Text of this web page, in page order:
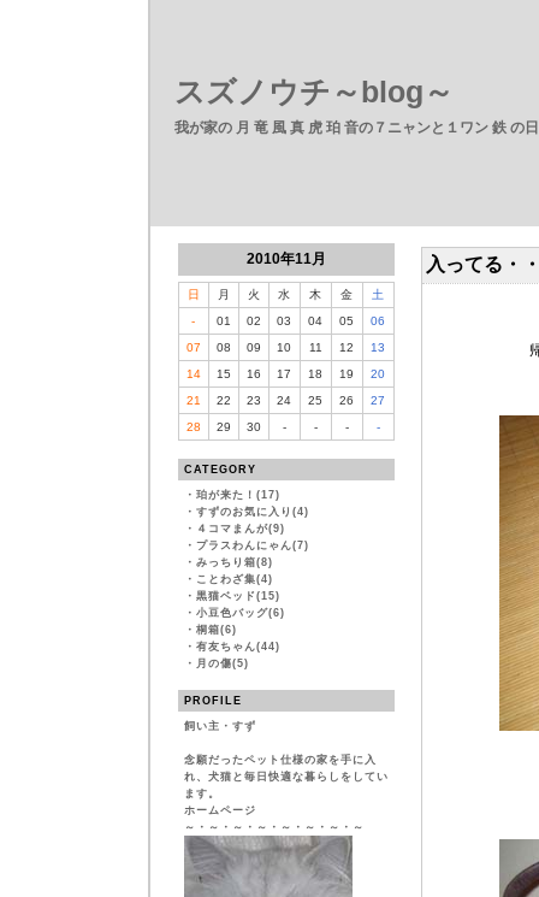
スズノウチ～blog～
我が家の 月 竜 風 真 虎 珀 音の７ニャンと１ワン 鉄 の
2010年11月
日 月 火 水 木 金
土
-
01 02 03 04 05
06
07
08 09 10 11 12
13
14
15 16 17 18 19
20
21
22 23 24 25 26
27
28
29 30 - - - -
CATEGORY
・ 珀が来た！(17)
・ すずのお気に入り(4)
・ ４コマまんが(9)
・ プラスわんにゃん(7)
・ みっちり箱(8)
・ ことわざ集(4)
・ 黒猫ベッド(15)
・ 小豆色バッグ(6)
・ 桐箱(6)
・ 有友ちゃん(44)
・ 月の傷(5)
PROFILE
飼い主・すず
念願だったペット仕様の家を手に入
れ、犬猫と毎日快適な暮らしをしてい
ます。
ホームページ
～・～・～・～・～・～・～・～
入ってる・